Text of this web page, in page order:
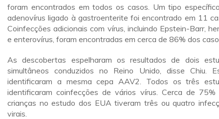
foram encontrados em todos os casos. Um tipo
adenovírus ligado à gastroenterite foi encontrado em 11
Coinfecções adicionais com vírus, incluindo Epstein-Barr,
e enterovírus, foram encontradas em cerca de 86% dos
As descobertas espelharam os resultados de dois
simultâneos conduzidos no Reino Unido, disse Chiu.
identificaram a mesma cepa AAV2. Todos os três
identificaram coinfecções de vários vírus. Cerca de 75%
crianças no estudo dos EUA tiveram três ou quatro
virais.